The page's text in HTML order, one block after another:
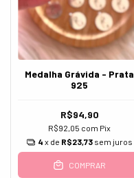
Medalha Grávida - Prata
925
R$94,90
R$92,05 com Pix
4 x de R$23,73 sem juros
COMPRAR